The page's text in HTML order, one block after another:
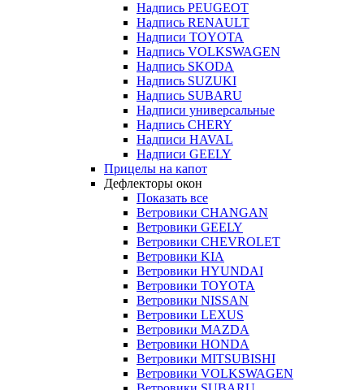
Надпись PEUGEOT
Надпись RENAULT
Надписи TOYOTA
Надпись VOLKSWAGEN
Надпись SKODA
Надпись SUZUKI
Надпись SUBARU
Надписи универсальные
Надпись CHERY
Надписи HAVAL
Надписи GEELY
Прицелы на капот
Дефлекторы окон
Показать все
Ветровики CHANGAN
Ветровики GEELY
Ветровики CHEVROLET
Ветровики KIA
Ветровики HYUNDAI
Ветровики TOYOTA
Ветровики NISSAN
Ветровики LEXUS
Ветровики MAZDA
Ветровики HONDA
Ветровики MITSUBISHI
Ветровики VOLKSWAGEN